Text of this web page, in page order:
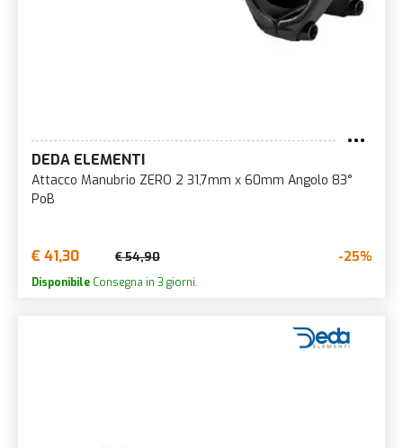
DEDA ELEMENTI
Attacco Manubrio ZERO 2 31,7mm x 60mm Angolo 83°
PoB
€ 41,30 € 54,90 -25%
Disponibile Consegna in 3 giorni.